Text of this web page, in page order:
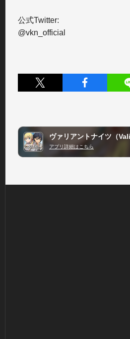
公式Twitter:
ヴァリアントナイツ（
アプリ詳細はこちら